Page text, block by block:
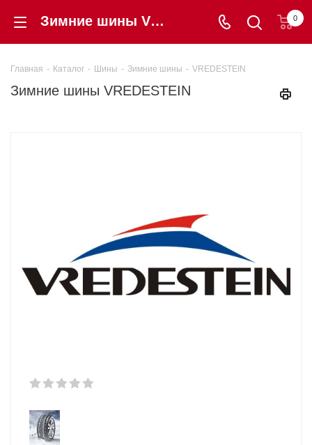
Зимние шины VREDESTEIN - купить в интернет-магазине shintorg39.ru по низкой цене в Калининграде, авторезина VREDESTEIN с гарантией! 0
Главная - Каталог - Шины - Зимние шины - VREDESTEIN
Зимние шины VREDESTEIN